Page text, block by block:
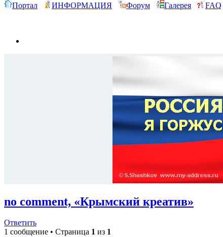
Портал ИНФОРМАЦИЯ Форум Галерея
FAQ
no comment, «Крымский креатив»
Ответить
1 сообщение • Страница 1 из 1